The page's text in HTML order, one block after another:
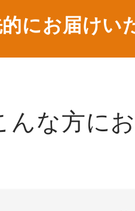
にお届けい
んな方に